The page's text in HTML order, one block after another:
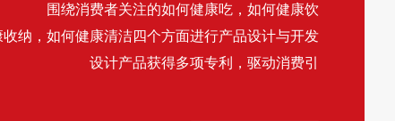
围绕消费者关注的如何健康吃，如何健康饮
收纳，如何健康清洁四个方面进行产品设计与开发
设计产品获得多项专利，驱动消费引